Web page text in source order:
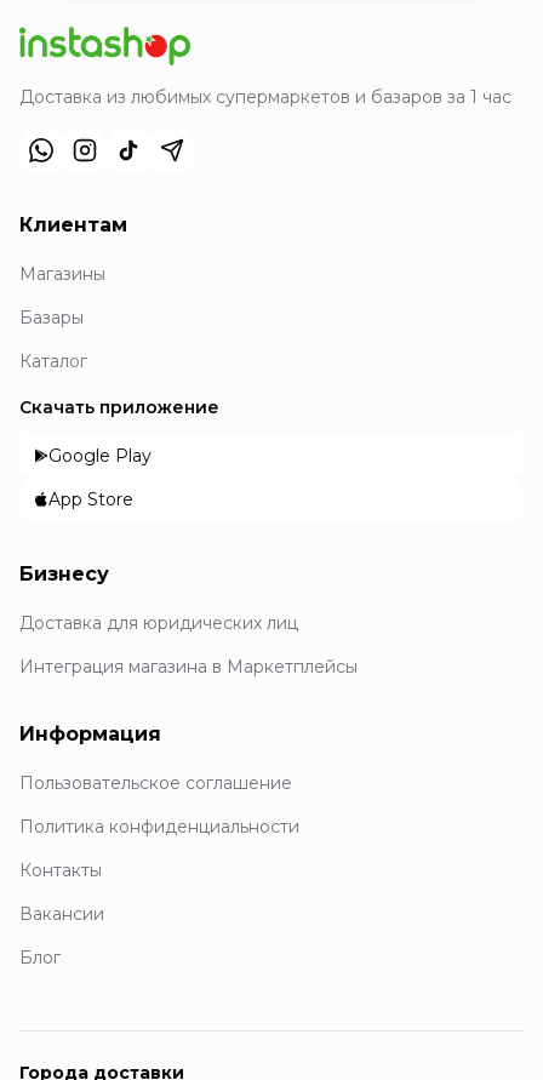
Доставка из любимых супермаркетов и базаров за 1 час
Клиентам
Магазины
Базары
Каталог
Скачать приложение
Google Play
App Store
Бизнесу
Доставка для юридических лиц
Интеграция магазина в Маркетплейсы
Информация
Пользовательское соглашение
Политика конфиденциальности
Контакты
Вакансии
Блог
Города доставки